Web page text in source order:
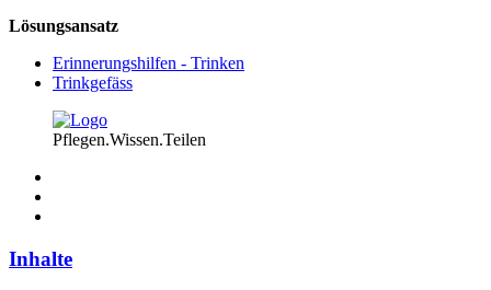
Lösungsansatz
Erinnerungshilfen - Trinken
Trinkgefäss
Pflegen.Wissen.Teilen
Inhalte